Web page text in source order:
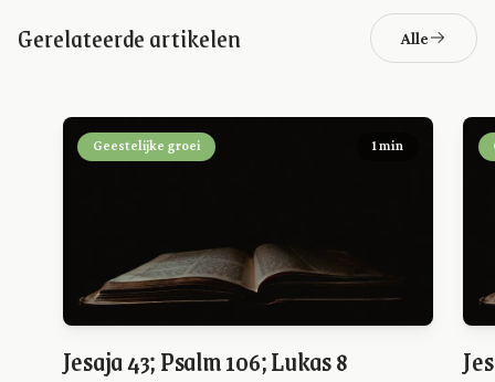
Gerelateerde artikelen Alle
Geestelijke groei 1 min
Jesaja 43; Psalm 106; Lukas 8